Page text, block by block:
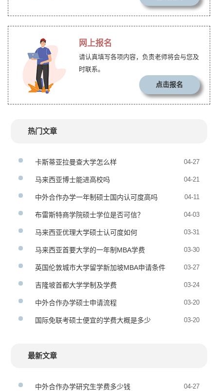
网上报名
请认真填写各项内容，负责老师将会与您及
时联系。
点击报名
热门文章
卡斯蒂亚拉曼查大学怎么样 04-27
马来西亚博士能进高校吗 04-21
中外合作办学一年制硕士国内认可度高吗 04-11
布雷斯特商学院硕士学位是否可信？ 04-03
马来西亚优理大学硕士认可度如何 03-31
马来西亚首要大学的一年制MBA学费 03-30
英国伦敦城市大学留学新加坡MBA申请条件 03-27
吉隆坡首都大学学制及学费 03-24
中外合作办学硕士申请流程 03-20
国际免联考硕士便宜的学费大概是多少 03-20
最新文章
中外合作办学研究生学费多少钱 04-27